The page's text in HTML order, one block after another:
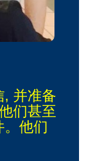
, 并准备
们甚至
。他们